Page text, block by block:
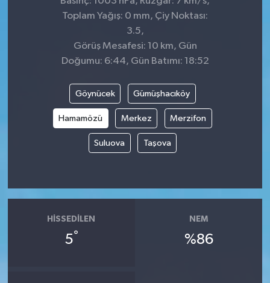
Toplam Yağış: 0 mm, Çiy Noktası:
3.5,
Görüş Mesafesi: 10 km, Gün
Doğumu: 6:44, Gün Batımı: 18:52
Göynücek Gümüşhacıköy
Hamamözü Merkez Merzifon
Suluova Taşova
HISSEDILEN
5°
NEM
%86